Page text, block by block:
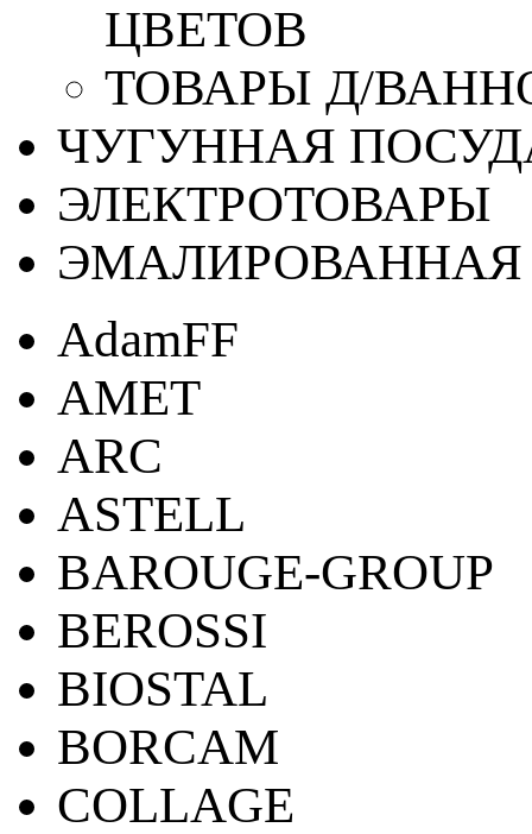
ЦВЕТОВ
ТОВАРЫ Д/
ЧУГУННАЯ
ЭЛЕКТРОТОВАРЫ
ЭМАЛИРОВАННАЯ
AdamFF
AMET
ARC
ASTELL
BAROUGE-GROUP
BEROSSI
BIOSTAL
BORCAM
COLLAGE